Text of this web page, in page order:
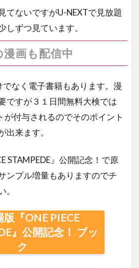
てないですがU-NEXTで見放題
しずつ見ています。
画も配信中
でなく電子書籍もあります。漫
ですが３１日間無料大検では
が付与されるのでそのポイント
出来ます。
STAMPEDE』公開記念！で原
ンプル増量もありますのでチ
。
版『ONE PIECE
』公開記念！ ブッ
ク